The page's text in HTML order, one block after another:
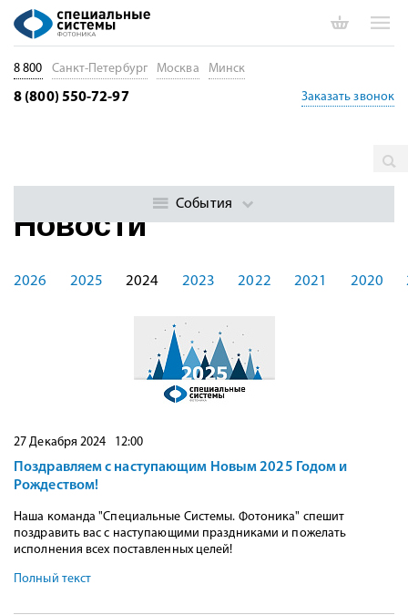
Новости
2026 2025 2024 2023 2022 2021 2020
27 Декабря 2024 12:00
Поздравляем с наступающим Новым 2025 Годом и
Рождеством!
Наша команда "Специальные Системы. Фотоника" спешит
поздравить вас с наступающими праздниками и пожелать
исполнения всех поставленных целей!
Полный текст
8 800 Санкт-Петербург Москва Минск
8 (800) 550-72-97 Заказать звонок
События